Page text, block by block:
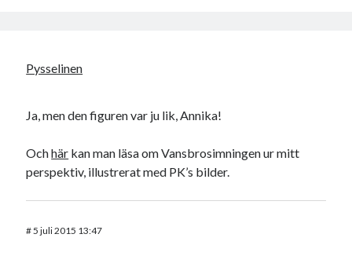
Pysselinen
Ja, men den figuren var ju lik, Annika!
Ochhär kan man läsa om Vansbrosimningen ur mitt
perspektiv, illustrerat med PK’s bilder.
#5 juli 2015 13:47